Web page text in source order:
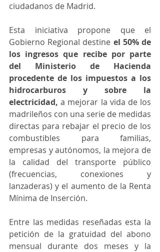
ciudadanos de Madrid.
Esta iniciativa propone que el
Gobierno Regional destine el 50% de
los ingresos que recibe por parte
del Ministerio de Hacienda
procedente de los impuestos a los
hidrocarburos y sobre la
electricidad, a mejorar la vida de los
madrileños con una serie de medidas
directas para rebajar el precio de los
combustibles para familias,
empresas y autónomos, la mejora de
la calidad del transporte público
(frecuencias, conexiones y
lanzaderas) y el aumento de la Renta
Mínima de Inserción.
Entre las medidas reseñadas esta la
petición de la gratuidad del abono
mensual durante dos meses y la